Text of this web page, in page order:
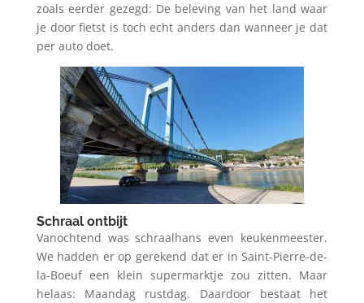
zoals eerder gezegd: De beleving van het land waar
je door fietst is toch echt anders dan wanneer je dat
per auto doet.
Schraal ontbijt
Vanochtend was schraalhans even keukenmeester.
We hadden er op gerekend dat er in Saint-Pierre-de-
la-Boeuf een klein supermarktje zou zitten. Maar
helaas: Maandag rustdag. Daardoor bestaat het